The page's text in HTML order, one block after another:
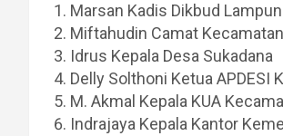
Marsan Kadis Dikbud
Miftahudin Camat
Idrus Kepala Desa Sukadana
Delly Solthoni Ketua APDESI
M. Akmal Kepala KUA
Indrajaya Kepala Kantor